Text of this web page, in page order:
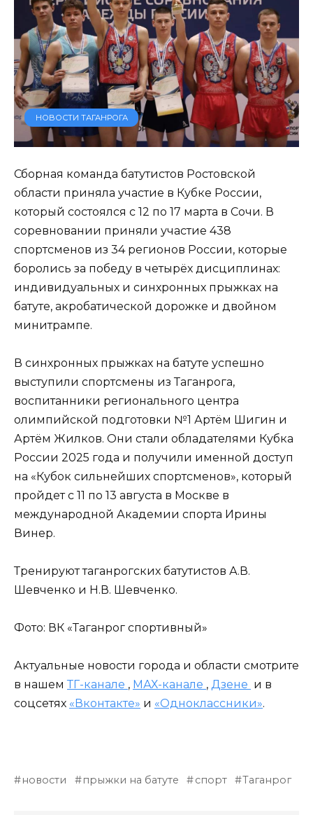
НОВОСТИ ТАГАНРОГА
Сборная команда батутистов Ростовской
области приняла участие в Кубке России,
который состоялся с 12 по 17 марта в Сочи. В
соревновании приняли участие 438
спортсменов из 34 регионов России, которые
боролись за победу в четырёх дисциплинах:
индивидуальных и синхронных прыжках на
батуте, акробатической дорожке и двойном
минитрампе.
В синхронных прыжках на батуте успешно
выступили спортсмены из Таганрога,
воспитанники регионального центра
олимпийской подготовки №1 Артём Шигин и
Артём Жилков. Они стали обладателями Кубка
России 2025 года и получили именной доступ
на «Кубок сильнейших спортсменов», который
пройдет с 11 по 13 августа в Москве в
международной Академии спорта Ирины
Винер.
Тренируют таганрогских батутистов А.В.
Шевченко и Н.В. Шевченко.
Фото: ВК «Таганрог спортивный»
Актуальные новости города и области смотрите
в нашем ТГ-канале , МАХ-канале , Дзене и в
соцсетях «Вконтакте» и «Одноклассники».
новости прыжки на батуте спорт Таганрог